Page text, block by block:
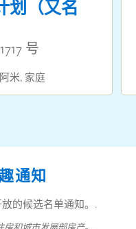
划（又名
号
米, 家庭
通知
的候选名单通知。.